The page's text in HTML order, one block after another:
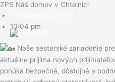
Preskočiť
na
obsah
ZPS Náš domov v Chtelnici
10:04 pm
Naše sesterské zariadenie
aktuálne prijíma nových
ponúka bezpečné, dôstojné a